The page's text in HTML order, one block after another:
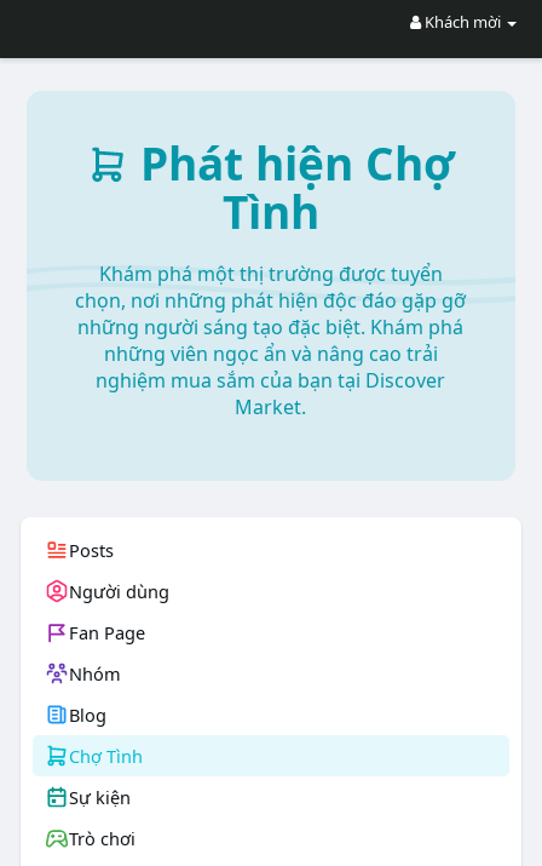
Khách mời
Phát hiện Chợ
Tình
Khám phá một thị trường được tuyển
chọn, nơi những phát hiện độc đáo gặp gỡ
những người sáng tạo đặc biệt. Khám phá
những viên ngọc ẩn và nâng cao trải
nghiệm mua sắm của bạn tại Discover
Market.
Posts
Người dùng
Fan Page
Nhóm
Blog
Chợ Tình
Sự kiện
Trò chơi